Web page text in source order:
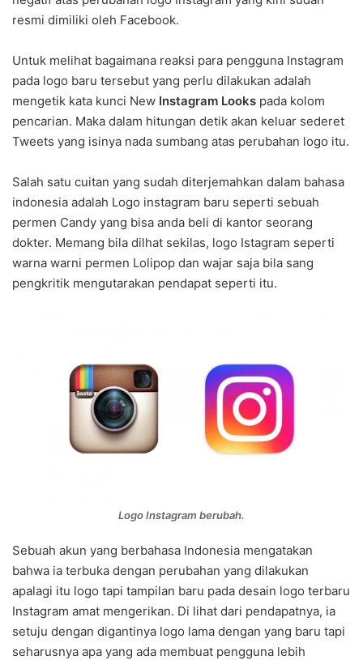
resmi dimiliki oleh Facebook.
Untuk melihat bagaimana reaksi para pengguna Instagram
pada logo baru tersebut yang perlu dilakukan adalah
mengetik kata kunci New Instagram Looks pada kolom
pencarian. Maka dalam hitungan detik akan keluar sederet
Tweets yang isinya nada sumbang atas perubahan logo itu.
Salah satu cuitan yang sudah diterjemahkan dalam bahasa
indonesia adalah Logo instagram baru seperti sebuah
permen Candy yang bisa anda beli di kantor seorang
dokter. Memang bila dilhat sekilas, logo Istagram seperti
warna warni permen Lolipop dan wajar saja bila sang
pengkritik mengutarakan pendapat seperti itu.
Logo Instagram berubah.
Sebuah akun yang berbahasa Indonesia mengatakan
bahwa ia terbuka dengan perubahan yang dilakukan
apalagi itu logo tapi tampilan baru pada desain logo terbaru
Instagram amat mengerikan. Di lihat dari pendapatnya, ia
setuju dengan digantinya logo lama dengan yang baru tapi
seharusnya apa yang ada membuat pengguna lebih